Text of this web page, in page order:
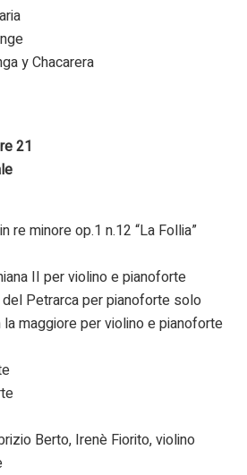
y Chacarera
21
re minore op.1 n.12 “La Follia”
II per violino e pianoforte
Petrarca per pianoforte solo
la maggiore per violino e pianoforte
Berto, Irenè Fiorito, violino